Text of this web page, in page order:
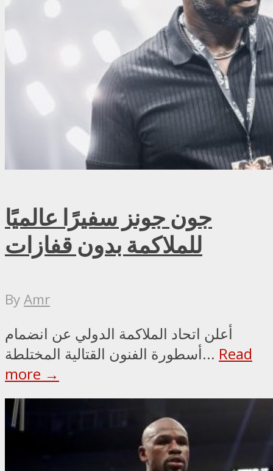
جون جونز سفيرًا عالميًا
للملاكمة بدون قفازات
ByAmr
أعلن اتحاد الملاكمة الدولي عن انضمام
أسطورة الفنون القتالية المختلطة... Read
more →